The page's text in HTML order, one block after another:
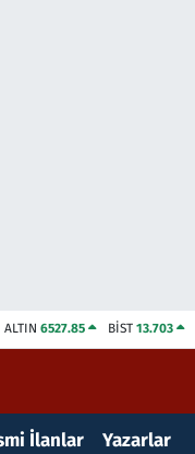
ALTIN 6527.85 BİST13.703
İlanlar Yazarlar